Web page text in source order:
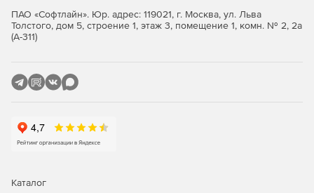
ПАО «Софтлайн». Юр. адрес: 119021, г. Москва, ул. Льва
Толстого, дом 5, строение 1, этаж 3, помещение 1, комн. № 2, 2а
(А-311)
Каталог